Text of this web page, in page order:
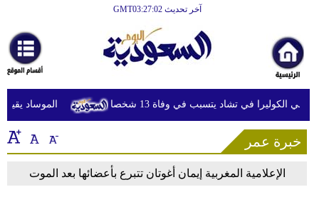
آخر تحديث GMT03:27:02
أخبارعاجلة
رياضة
ثقافة
إقتصاد
الموساد يقيل الكوليرا في تشاد يتسبب في وفاة 13 شخصا
خبرة عمر
الإعلامية المغربية إيمان أغوتان تتبرع بأعضائها بعد الموت